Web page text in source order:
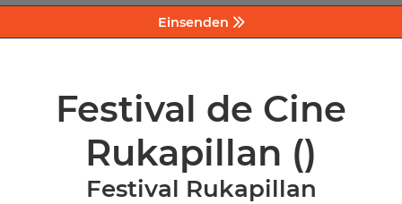
Einsenden
Festival de Cine
Rukapillan ()
Festival Rukapillan